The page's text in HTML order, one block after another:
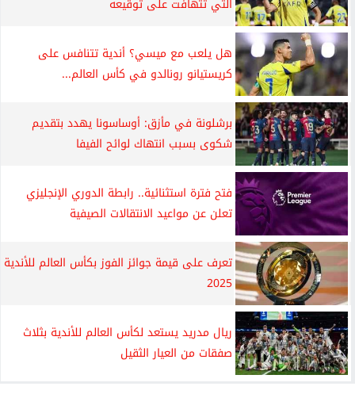
هل يلعب مع ميسي؟ أندية تتنافس على
كريستيانو رونالدو في كأس العالم...
برشلونة في مأزق: أوساسونا يهدد بتقديم
شكوى بسبب انتهاك لوائح الفيفا
فتح فترة استثنائية.. رابطة الدوري الإنجليزي
تعلن عن مواعيد الانتقالات الصيفية
تعرف على قيمة جوائز الفوز بكأس العالم للأندية
2025
ريال مدريد يستعد لكأس العالم للأندية بثلاث
صفقات من العيار الثقيل